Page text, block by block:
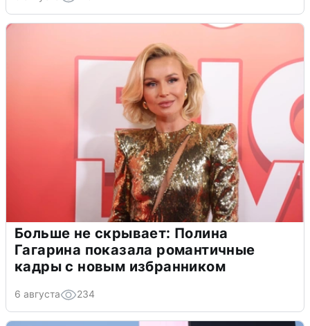
Больше не скрывает: Полина
Гагарина показала романтичные
кадры с новым избранником
6 августа 234